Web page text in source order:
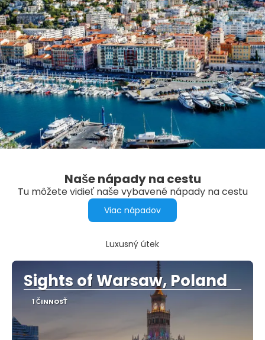
Naše nápady na cestu
Tu môžete vidieť naše vybavené nápady na cestu
Viac nápadov
Luxusný útek
Sights of Warsaw, Poland
1 ČINNOSŤ